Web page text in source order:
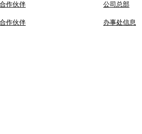
作伙伴
作伙伴
公司总部
办事处信息